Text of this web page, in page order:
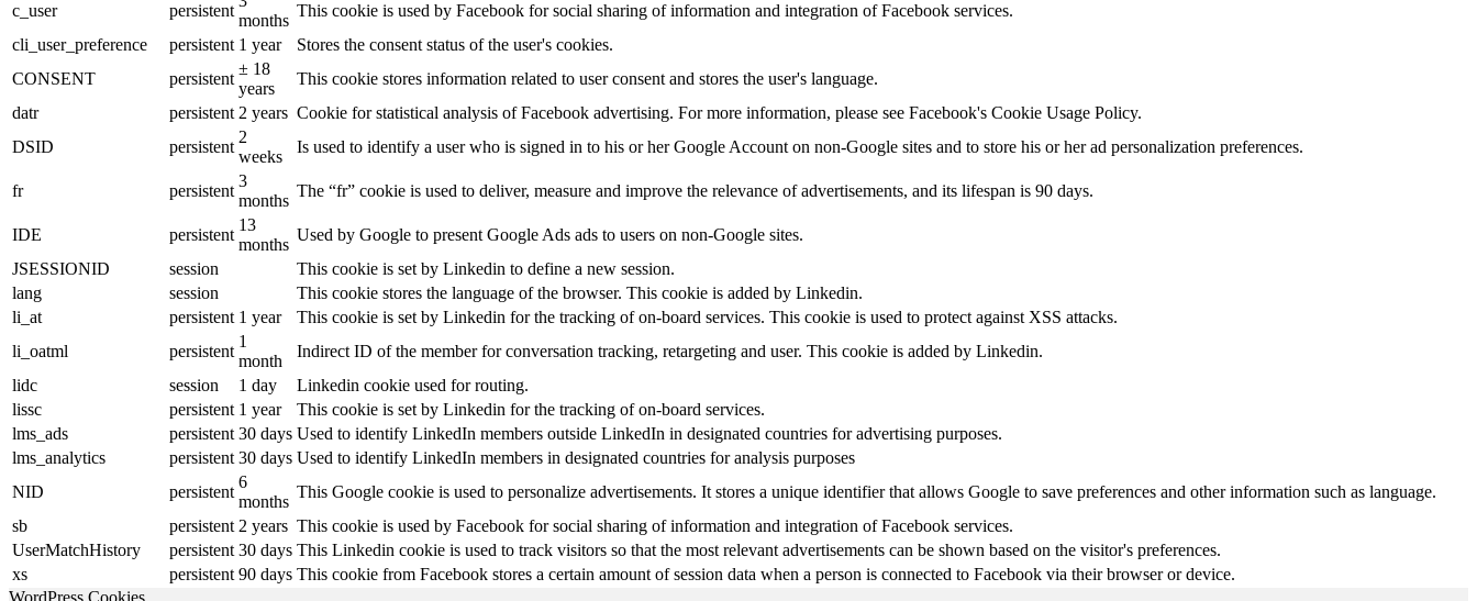
c_user
persistent
months
This cookie is used by Facebook for social sharing of information and integration of Facebook services.
cli_user_preference
persistent 1 year
Stores the consent status of the user's cookies.
CONSENT
persistent
± 18
years
This cookie stores information related to user consent and stores the user's language.
datr
persistent 2 years Cookie for statistical analysis of Facebook advertising. For more information, please see Facebook's Cookie Usage Policy.
DSID
persistent
2
weeks
Is used to identify a user who is signed in to his or her Google Account on non-Google sites and to store his or her ad personalization preferences.
fr persistent
3
months
The “fr” cookie is used to deliver, measure and improve the relevance of advertisements, and its lifespan is 90 days.
IDE persistent
13
months
Used by Google to present Google Ads ads to users on non-Google sites.
JSESSIONID
session
This cookie is set by Linkedin to define a new session.
lang
session
This cookie stores the language of the browser. This cookie is added by Linkedin.
li_at
persistent 1 year
This cookie is set by Linkedin for the tracking of on-board services. This cookie is used to protect against XSS attacks.
li_oatml
persistent
1
month
Indirect ID of the member for conversation tracking, retargeting and user. This cookie is added by Linkedin.
lidc
session 1 day
Linkedin cookie used for routing.
lissc
persistent 1 year
This cookie is set by Linkedin for the tracking of on-board services.
lms_ads
persistent 30 days Used to identify LinkedIn members outside LinkedIn in designated countries for advertising purposes.
lms_analytics
persistent 30 days Used to identify LinkedIn members in designated countries for analysis purposes
NID
persistent
6
months
This Google cookie is used to personalize advertisements. It stores a unique identifier that allows Google to save preferences and other information such as language.
sb
persistent 2 years This cookie is used by Facebook for social sharing of information and integration of Facebook services.
UserMatchHistory
persistent 30 days This Linkedin cookie is used to track visitors so that the most relevant advertisements can be shown based on the visitor's preferences.
xs
persistent 90 days This cookie from Facebook stores a certain amount of session data when a person is connected to Facebook via their browser or device.